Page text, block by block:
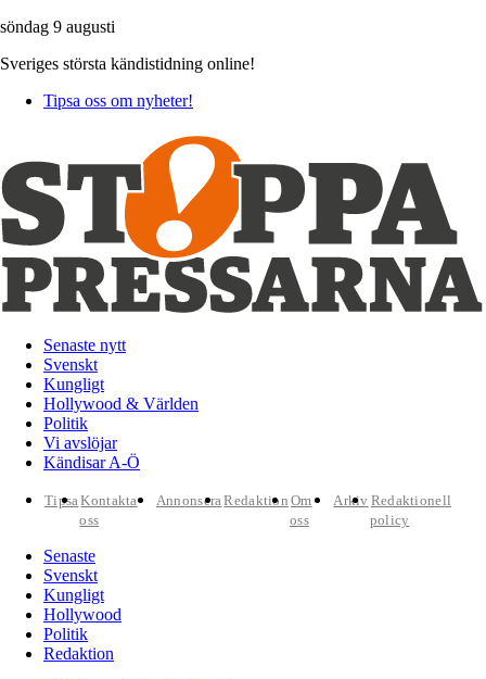
söndag 9 augusti
Sveriges största kändistidning online!
Tipsa oss om nyheter!
Senaste nytt
Svenskt
Kungligt
Hollywood & Världen
Politik
Vi avslöjar
Kändisar A-Ö
TipsaKontakta
oss
AnnonseraRedaktion Om
oss
Arkiv Redaktionell
policy
Senaste
Svenskt
Kungligt
Hollywood
Politik
Redaktion